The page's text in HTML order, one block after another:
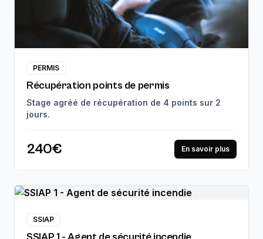
PERMIS
Récupération points de permis
Stage agréé de récupération de 4 points sur 2
jours.
240€ En savoir plus
SSIAP